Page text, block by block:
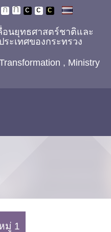
อนยุทธศาสตร์ชาติและ
ระเทศของกระทรวง
, Ministry
มู่ 1